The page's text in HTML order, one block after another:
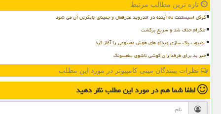
تازه ترین مطالب مرتبط
گوگل اسیستنت ماه آینده در اندروید غیرفعال و جمینای جایگزین آن می شود
تلگرام حذف شد و سریع برگشت
یوتیوب پاک سازی ویدئو های هوش مصنوعی را آغاز کرد
خبر بد برای طرفداران گوشی تاشوی سامسونگ
نظرات بینندگان مینی کامپیوتر در مورد این مطلب
لطفا شما همدر مورد این مطلبنظر دهید